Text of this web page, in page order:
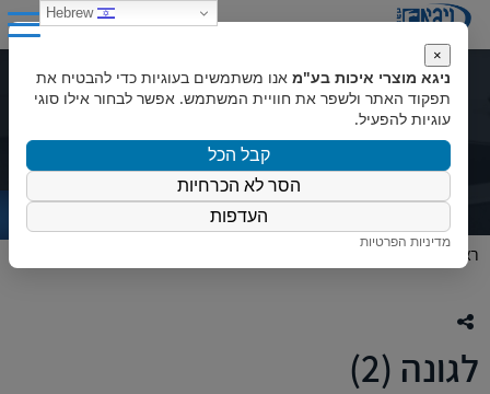
לגונה (2)
ראשי
לגונה (2)
×
ניגא מוצרי איכות בע"מ אנו משתמשים בעוגיות כדי להבטיח את
תפקוד האתר ולשפר את חוויית המשתמש. אפשר לבחור אילו סוגי
עוגיות להפעיל.
קבל הכל
הסר לא הכרחיות
העדפות
מדיניות הפרטיות
Hebrew